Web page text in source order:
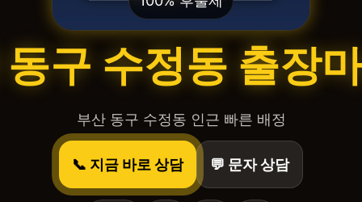
구 수정동 출장
부산 동구 수정동 인근 빠른 배정
📞 지금 바로 상담 💬 문자 상담